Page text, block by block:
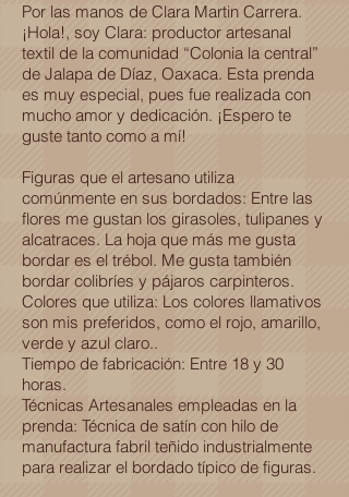
Por las manos de Clara Martin Carrera.
¡Hola!, soy Clara: productor artesanal
textil de la comunidad “Colonia la central”
de Jalapa de Díaz, Oaxaca. Esta prenda
es muy especial, pues fue realizada con
mucho amor y dedicación. ¡Espero te
guste tanto como a mí!
Figuras que el artesano utiliza
comúnmente en sus bordados: Entre las
flores me gustan los girasoles, tulipanes y
alcatraces. La hoja que más me gusta
bordar es el trébol. Me gusta también
bordar colibríes y pájaros carpinteros.
Colores que utiliza: Los colores llamativos
son mis preferidos, como el rojo, amarillo,
verde y azul claro..
Tiempo de fabricación: Entre 18 y 30
horas.
Técnicas Artesanales empleadas en la
prenda: Técnica de satín con hilo de
manufactura fabril teñido industrialmente
para realizar el bordado típico de figuras.